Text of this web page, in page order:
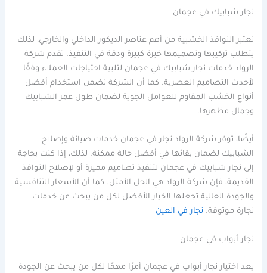
نجار شبابيك في عجمان
تعتبر النوافذ الخشبية من أهم عناصر الديكور الداخلي والخارجي، لذلك
يتطلب تركيبها وتصميمها خبرة كبيرة ودقة في التنفيذ. تقدم شركة
الرواد خدمات نجار شبابيك في عجمان لتلبية احتياجات العملاء وفقًا
لأحدث التصاميم العصرية. كما أن الشركة تضمن استخدام أفضل
أنواع الخشب المقاوم للعوامل الجوية لضمان طول عمر الشبابيك
وجمال مظهرها.
أيضًا، توفر شركة الرواد نجار في عجمان خدمات صيانة وإصلاح
الشبابيك لضمان بقائها في أفضل حالة ممكنة. لذلك، إذا كنت بحاجة
إلى نجار شبابيك في عجمان لتنفيذ تصاميم مميزة أو لإصلاح النوافذ
القديمة، فإن شركة الرواد هي الحل الأمثل. كما أن الأسعار التنافسية
والجودة العالية تجعلها الخيار الأفضل لكل من يبحث عن خدمات
نجارة موثوقة. نجار في العين
نجار أبواب في عجمان
يعد اختيار نجار أبواب في عجمان أمرًا مهمًا لكل من يبحث عن الجودة